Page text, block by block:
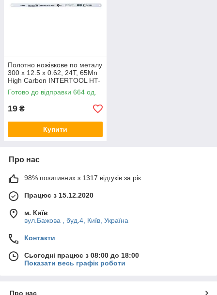
Полотно ножівкове по металу
300 x 12.5 x 0.62, 24T, 65Mn
High Carbon INTERTOOL HT-
3022
Готово до відправки 664 од.
19 ₴
Купити
Про нас
98% позитивних з 1317 відгуків за рік
Працює з 15.12.2020
м. Київ
вул.Бажова , буд.4, Київ, Україна
Контакти
Сьогодні працює з 08:00 до 18:00
Показати весь графік роботи
Про нас